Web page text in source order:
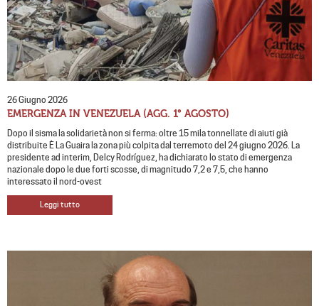
26 Giugno 2026
EMERGENZA IN VENEZUELA (AGG. 1° AGOSTO)
Dopo il sisma la solidarietà non si ferma: oltre 15 mila tonnellate di aiuti già
distribuite È La Guaira la zona più colpita dal terremoto del 24 giugno 2026. La
presidente ad interim, Delcy Rodríguez, ha dichiarato lo stato di emergenza
nazionale dopo le due forti scosse, di magnitudo 7,2 e 7,5, che hanno
interessato il nord-ovest
Leggi tutto